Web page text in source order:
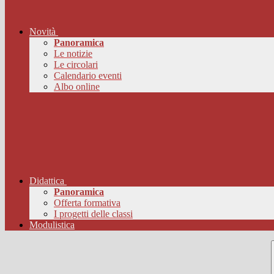
Novità
Panoramica
Le notizie
Le circolari
Calendario eventi
Albo online
Didattica
Panoramica
Offerta formativa
I progetti delle classi
Modulistica